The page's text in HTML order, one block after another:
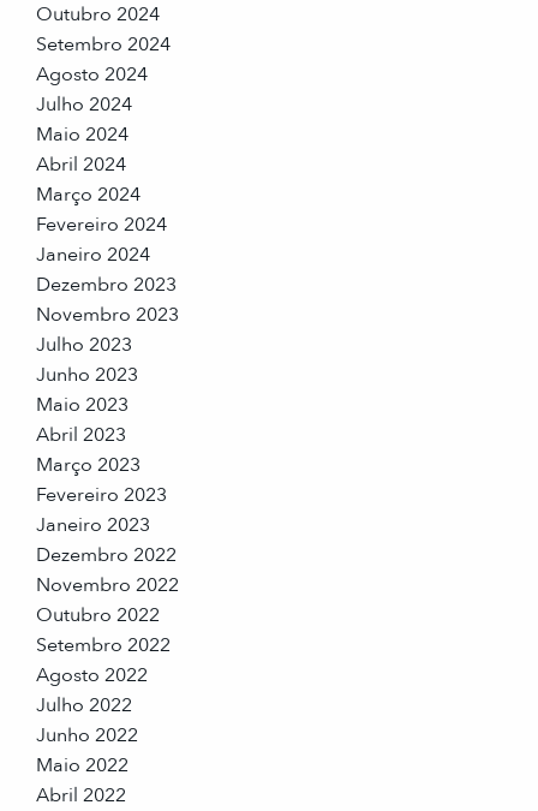
Outubro 2024
Setembro 2024
Agosto 2024
Julho 2024
Maio 2024
Abril 2024
Março 2024
Fevereiro 2024
Janeiro 2024
Dezembro 2023
Novembro 2023
Julho 2023
Junho 2023
Maio 2023
Abril 2023
Março 2023
Fevereiro 2023
Janeiro 2023
Dezembro 2022
Novembro 2022
Outubro 2022
Setembro 2022
Agosto 2022
Julho 2022
Junho 2022
Maio 2022
Abril 2022